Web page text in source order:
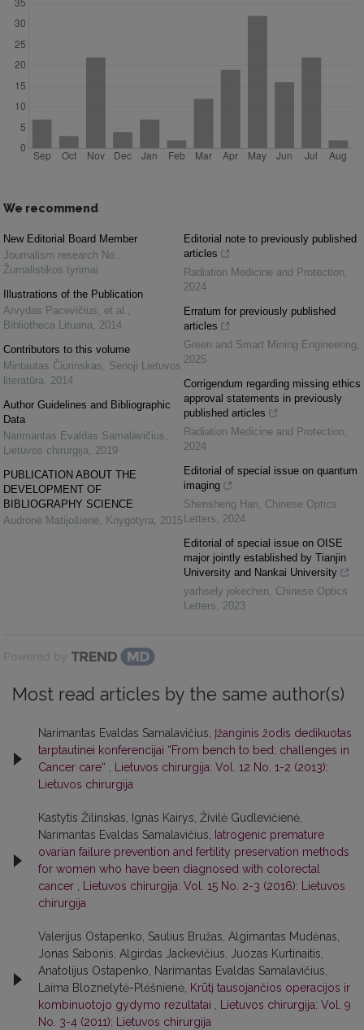
We recommend
New Editorial Board Member
Journalism research No. ,
Žurnalistikos tyrimai
Illustrations of the Publication
Arvydas Pacevičius, et al. ,
Bibliotheca Lituana, 2014
Contributors to this volume
Mintautas Čiurinskas, Senoji Lietuvos
literatūra, 2014
Author Guidelines and Bibliographic
Data
Narimantas Evaldas Samalavičius,
Lietuvos chirurgija, 2019
PUBLICATION ABOUT THE
DEVELOPMENT OF
BIBLIOGRAPHY SCIENCE
Audronė Matijošienė, Knygotyra, 2015
Editorial note to previously published
articles
Radiation Medicine and Protection,
2024
Erratum for previously published
articles
Green and Smart Mining Engineering,
2025
Corrigendum regarding missing ethics
approval statements in previously
published articles
Radiation Medicine and Protection,
2024
Editorial of special issue on quantum
imaging
Shensheng Han, Chinese Optics
Letters, 2024
Editorial of special issue on OISE
major jointly established by Tianjin
University and Nankai University
yarhsely jokechen, Chinese Optics
Letters, 2023
Powered by
Most read articles by the same author(s)
Narimantas Evaldas Samalavičius, Įžanginis žodis dedikuotas
tarptautinei konferencijai “From bench to bed: challenges in
Cancer care“
Lietuvos chirurgija: Vol. 12 No. 1-2 (2013):
Lietuvos chirurgija
Kastytis Žilinskas, Ignas Kairys, Živilė Gudlevičienė,
Narimantas Evaldas Samalavičius,
Iatrogenic premature
ovarian failure prevention and fertility preservation methods
for women who have been diagnosed with colorectal
cancer
Lietuvos chirurgija: Vol. 15 No. 2-3 (2016): Lietuvos
chirurgija
Valerijus Ostapenko, Saulius Bružas, Algimantas Mudėnas,
Jonas Sabonis, Algirdas Jackevičius, Juozas Kurtinaitis,
Anatolijus Ostapenko, Narimantas Evaldas Samalavičius,
Laima Bloznelytė-Plėšnienė, Krūtį tausojančios operacijos ir
kombinuotojo gydymo rezultatai
Lietuvos chirurgija: Vol. 9
No. 3-4 (2011): Lietuvos chirurgija